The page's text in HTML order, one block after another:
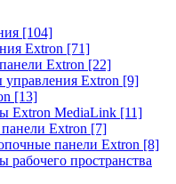
[104]
Extron [71]
Extron [22]
Extron [9]
[13]
Extron MediaLink [11]
Extron [7]
панели Extron [8]
рабочего пространства